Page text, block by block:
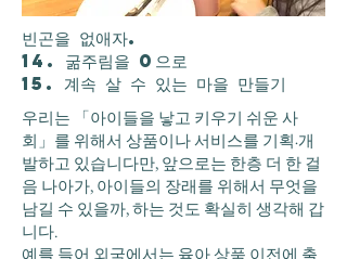
빈곤을 없애자.
14. 굶주림을 0으로
15. 계속 살 수 있는 마을 만들기
우리는 「아이들을 낳고 키우기 쉬운 사
회」를 위해서 상품이나 서비스를 기획·개
발하고 있습니다만, 앞으로는 한층 더 한 걸
음 나아가, 아이들의 장래를 위해서 무엇을
남길 수 있을까, 하는 것도 확실히 생각해 갑
니다.
예를 들어 외국에서는 육아 상품 이전에 출